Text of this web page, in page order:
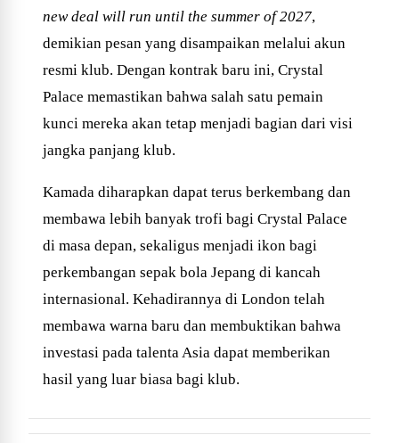
new deal will run until the summer of 2027,
demikian pesan yang disampaikan melalui akun
resmi klub. Dengan kontrak baru ini, Crystal
Palace memastikan bahwa salah satu pemain
kunci mereka akan tetap menjadi bagian dari visi
jangka panjang klub.
Kamada diharapkan dapat terus berkembang dan
membawa lebih banyak trofi bagi Crystal Palace
di masa depan, sekaligus menjadi ikon bagi
perkembangan sepak bola Jepang di kancah
internasional. Kehadirannya di London telah
membawa warna baru dan membuktikan bahwa
investasi pada talenta Asia dapat memberikan
hasil yang luar biasa bagi klub.